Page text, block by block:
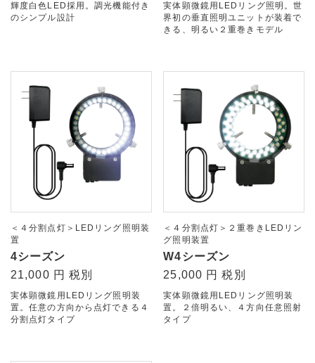
輝度白色LED採用。調光機能付き
のシンプル設計
実体顕微鏡用LEDリング照明。世
界初の垂直照明ユニットが装着で
きる、明るい２重巻きモデル
＜４分割点灯＞LEDリング照明装
置
4シーズン
21,000 円 税別
実体顕微鏡用LEDリング照明装
置。任意の方向から点灯できる４
分割点灯タイプ
＜４分割点灯＞２重巻きLEDリン
グ照明装置
W4シーズン
25,000 円 税別
実体顕微鏡用LEDリング照明装
置。２倍明るい、４方向任意照射
タイプ